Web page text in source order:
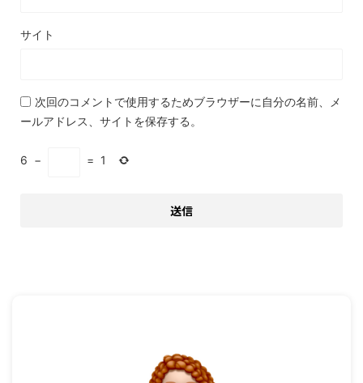
サイト
次回のコメントで使用するためブラウザーに自分の名前、メ
ールアドレス、サイトを保存する。
6 − = 1